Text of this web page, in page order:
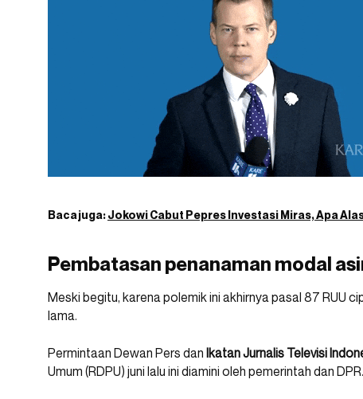
Baca juga:Jokowi Cabut Pepres Investasi Miras, Apa
Pembatasan penanaman modal
Meski begitu, karena polemik ini akhirnya pasal 87 RUU
lama.
Permintaan Dewan Pers dan Ikatan Jurnalis Televisi
Umum (RDPU) juni lalu ini diamini oleh pemerintah dan DPR.